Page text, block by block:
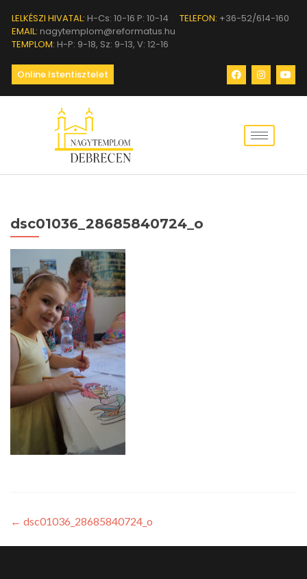
LELKÉSZI HIVATAL: H-Cs: 10-16 P: 10-14 TELEFON: +36-52/614-160
EMAIL: nagytemplom@reformatus.hu
TEMPLOM: H-P: 9-18, Sz: 9-13, V: 12-16
Online Istentisztelet
dsc01036_28685840724_o
← dsc01036_28685840724_o